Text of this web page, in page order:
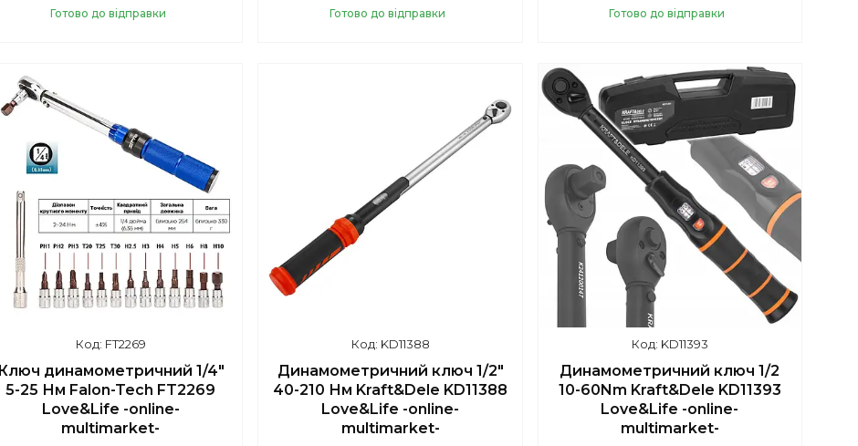
Готово до відправки Готово до відправки Готово до відправки
Купити
FT2269
Ключ динамометричний 1/4"
5-25 Нм Falon-Tech FT2269
Love&Life -online-
multimarket-
KD11388
Динамометричний ключ 1/2"
40-210 Нм Kraft&Dele KD11388
Love&Life -online-
multimarket-
KD11393
Динамометричний ключ 1/2
10-60Nm Kraft&Dele KD11393
Love&Life -online-
multimarket-